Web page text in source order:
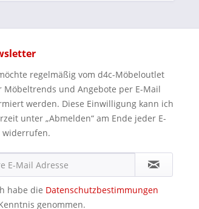
regelmäßig vom d4c-Möbeloutlet
Möbeltrends und Angebote per E-Mail
werden. Diese Einwilligung kann ich
unter „Abmelden“ am Ende jeder E-
widerrufen.
habe die Datenschutzbestimmungen
genommen.